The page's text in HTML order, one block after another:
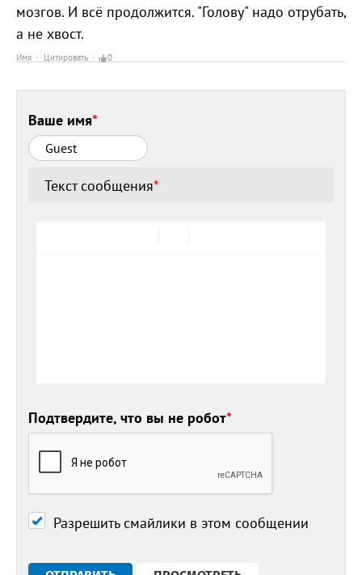
мозгов. И всё продолжится. "Голову" надо отрубать,
а не хвост.
Имя Цитировать 0
Ваше имя*
Текст сообщения*
Подтвердите, что вы не робот*
Разрешить смайлики в этом сообщении